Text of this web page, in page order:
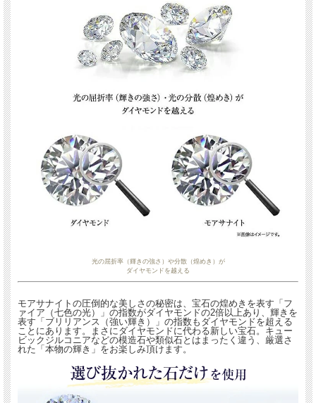
光の屈折率（輝きの強さ）や分散（煌めき）が
ダイヤモンドを越える
モアサナイトの圧倒的な美しさの秘密は、宝石の煌めきを表す「ファイア（七色の
光の屈折率（輝きの強さ）や分散（煌めき）が
ダイヤモンドを越える
モアサナイトの圧倒的な美しさの秘密は、宝石の煌めきを表す「フ
ァイア（七色の光）」の指数がダイヤモンドの2倍以上あり、輝きを
表す「ブリリアンス（強い輝き）」の指数もダイヤモンドを超える
ことにあります。まさにダイヤモンドに代わる新しい宝石。キュー
ビックジルコニアなどの模造石や類似石とはまったく違う、厳選さ
れた「本物の輝き」をお楽しみ頂けます。